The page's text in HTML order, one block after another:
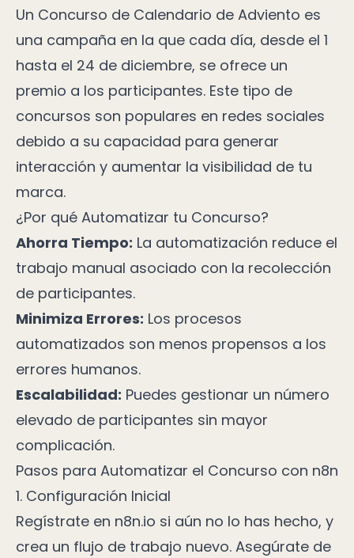
Un Concurso de Calendario de Adviento es
una campaña en la que cada día, desde el 1
hasta el 24 de diciembre, se ofrece un
premio a los participantes. Este tipo de
concursos son populares en redes sociales
debido a su capacidad para generar
interacción y aumentar la visibilidad de tu
marca.
¿Por qué Automatizar tu Concurso?
Ahorra Tiempo: La automatización reduce el
trabajo manual asociado con la recolección
de participantes.
Minimiza Errores: Los procesos
automatizados son menos propensos a los
errores humanos.
Escalabilidad: Puedes gestionar un número
elevado de participantes sin mayor
complicación.
Pasos para Automatizar el Concurso con n8n
1. Configuración Inicial
Regístrate en n8n.io si aún no lo has hecho, y
crea un flujo de trabajo nuevo. Asegúrate de